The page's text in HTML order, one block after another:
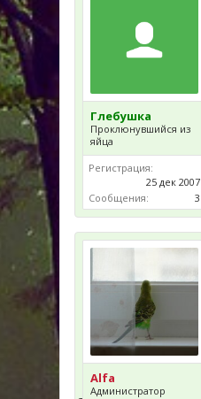
Глебушка
Проклюнувшийся из
яйца
Регистрация:
25 дек 2007
Сообщения:
3
Alfa
Администратор